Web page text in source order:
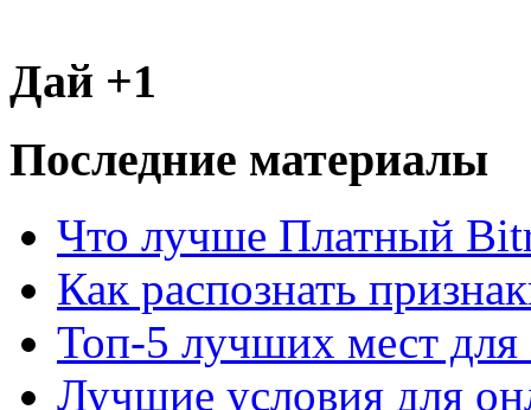
Дай +1
Последние материалы
Что лучше Платный
Как распознать
Топ-5 лучших мест для
Лучшие условия для